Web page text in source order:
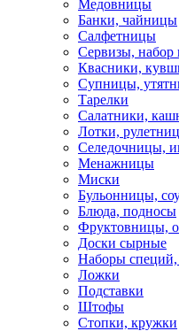
Медовницы
Банки, чайницы
Салфетницы
Сервизы, набор
Квасники,
Супницы,
Тарелки
Салатники,
Лотки,
Селедочницы,
Менажницы
Миски
Бульонницы,
Блюда, подносы
Фруктовницы,
Доски сырные
Наборы специй,
Ложки
Подставки
Штофы
Стопки, кружки